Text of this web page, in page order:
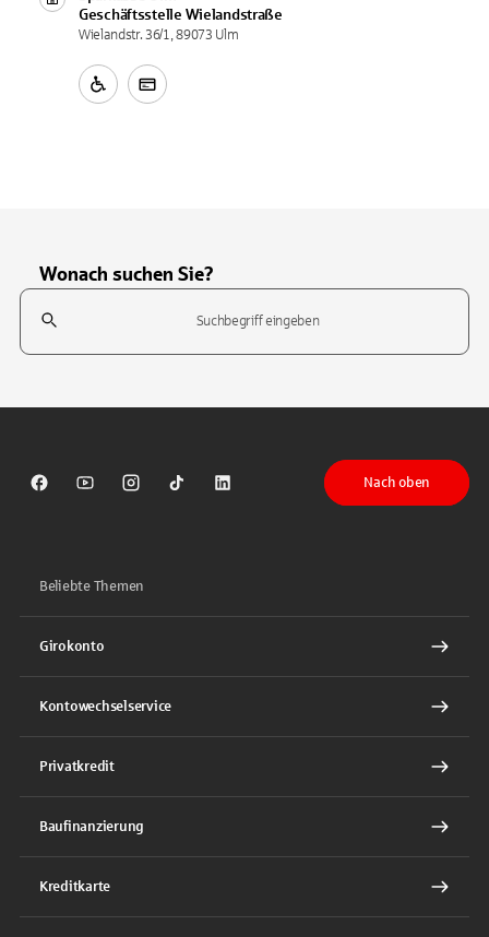
Geschäftsstelle Wielandstraße
Wielandstr. 36/1, 89073 Ulm
Wonach suchen Sie?
Suchfeld
Sparkasse auf Facebook
Sparkasse auf Youtube
Sparkasse auf Instagram
Sparkasse auf TikTok
Sparkasse auf LinkedIn
Nach oben
Beliebte Themen
Girokonto
Kontowechselservice
Privatkredit
Baufinanzierung
Kreditkarte